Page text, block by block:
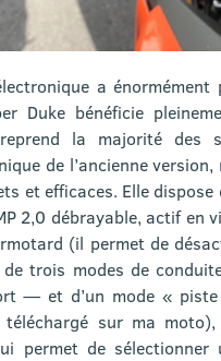
a énormément
Duke bénéficie
la majorité des
de l’ancienne
et efficaces. Elle dispose
2,0 débrayable, actif en
(il permet de
trois modes de
— et d’un mode «
sur ma moto),
permet de sélectionner